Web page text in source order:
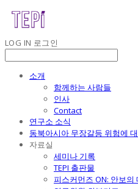
LOG IN 로그인
소개
함께하는 사람들
인사
Contact
연구소 소식
동북아시아 무장갈등 위험에
자료실
세미나 기록
TEPI 출판물
피스커먼즈 ON: 안보의